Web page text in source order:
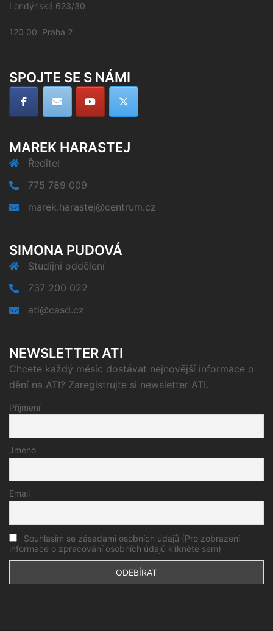
Londýnská 623/30
120 00 Praha 2
SPOJTE SE S NÁMI
MAREK HARASTEJ
Ředitel
775 789 009
marek.harastej@centrum.cz
SIMONA PUDOVÁ
Studijní oddělení
737 200 022
ati@casd.cz
NEWSLETTER ATI
Chcete každý měsíc dostávat nejnovější informace o
dění na ATI? Zaregistrujte si newsletter ATI.
Příjmení
Jméno
Email
Souhlasím se zásadami osobních údajů (Pro zobrazení
informace o zpracování osobních údajů klikněte sem)